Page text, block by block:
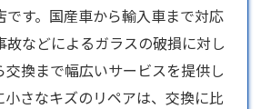
です。国産車から輸入車まで対応
故などによるガラスの破損に対し
交換まで幅広いサービスを提供し
小さなキズのリペアは、交換に比